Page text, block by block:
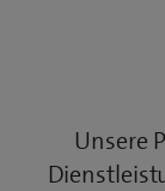
Unsere